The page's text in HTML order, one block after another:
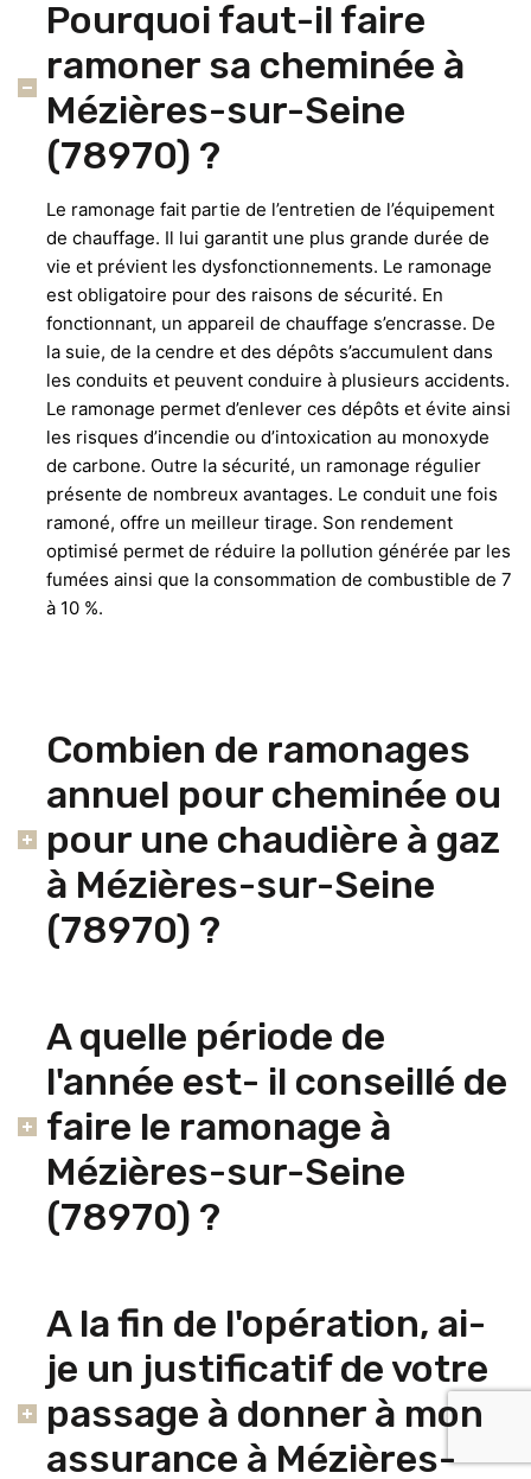
Pourquoi faut-il faire
ramoner sa cheminée à
Mézières-sur-Seine
(78970) ?
Le ramonage fait partie de l’entretien de l’équipement
de chauffage. Il lui garantit une plus grande durée de
vie et prévient les dysfonctionnements. Le ramonage
est obligatoire pour des raisons de sécurité. En
fonctionnant, un appareil de chauffage s’encrasse. De
la suie, de la cendre et des dépôts s’accumulent dans
les conduits et peuvent conduire à plusieurs accidents.
Le ramonage permet d’enlever ces dépôts et évite ainsi
les risques d’incendie ou d’intoxication au monoxyde
de carbone. Outre la sécurité, un ramonage régulier
présente de nombreux avantages. Le conduit une fois
ramoné, offre un meilleur tirage. Son rendement
optimisé permet de réduire la pollution générée par les
fumées ainsi que la consommation de combustible de 7
à 10 %.
Combien de ramonages
annuel pour cheminée ou
pour une chaudière à gaz
à Mézières-sur-Seine
(78970) ?
A quelle période de
l'année est- il conseillé de
faire le ramonage à
Mézières-sur-Seine
(78970) ?
A la fin de l'opération, ai-
je un justificatif de votre
passage à donner à mon
assurance à Mézières-